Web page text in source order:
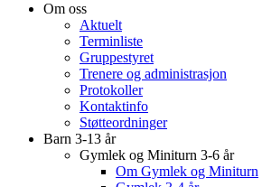
Om oss
Aktuelt
Terminliste
Gruppestyret
Trenere og administrasjon
Protokoller
Kontaktinfo
Støtteordninger
Barn 3-13 år
Gymlek og Miniturn 3-6 år
Om Gymlek og Miniturn